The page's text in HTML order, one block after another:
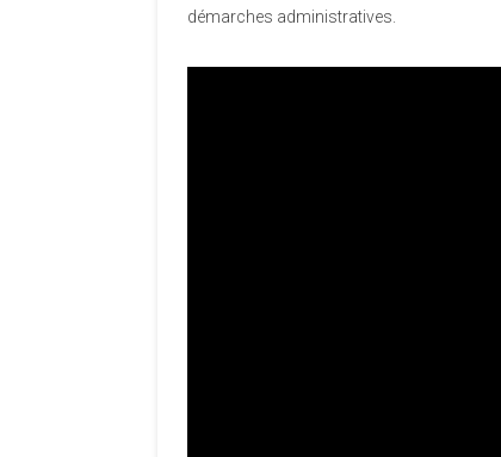
démarches administratives.